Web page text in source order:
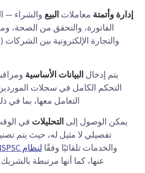
إدارة وأتمتة معاملات البيع والشراء —
الفاتورة، والتحقق من الصحة،
يتم إدخال البيانات الأساسية
التحكم الكامل في سجلات
التعامل معها، بما في
يمكن الوصول إلى التحليلات في
تفصيلي لا مثيل له، حيث يتم
والخدمات تلقائيًا وفقًا لنظام UNSPSC،
عنها، كما أنها مرتبطة